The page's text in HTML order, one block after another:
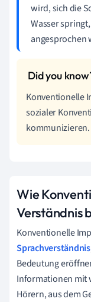
wird, sich die
Wasser
angesprochen
Konventionelle
sozialer
kommunizieren.
Wie
Verständnis
Konventionelle
Sprachverständnis
Bedeutung
Informationen mit
Hörern, aus dem